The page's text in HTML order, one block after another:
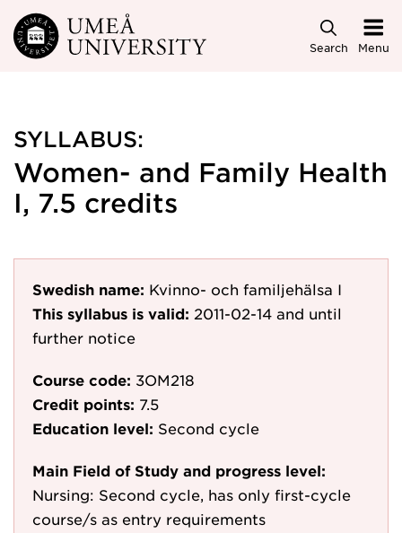
Skip to main content
Search Menu
SYLLABUS:
Women- and Family Health
I, 7.5 credits
Swedish name: Kvinno- och familjehälsa I
This syllabus is valid: 2011-02-14 and until
further notice
Course code: 3OM218
Credit points: 7.5
Education level: Second cycle
Main Field of Study and progress level:
Nursing: Second cycle, has only first-cycle
course/s as entry requirements